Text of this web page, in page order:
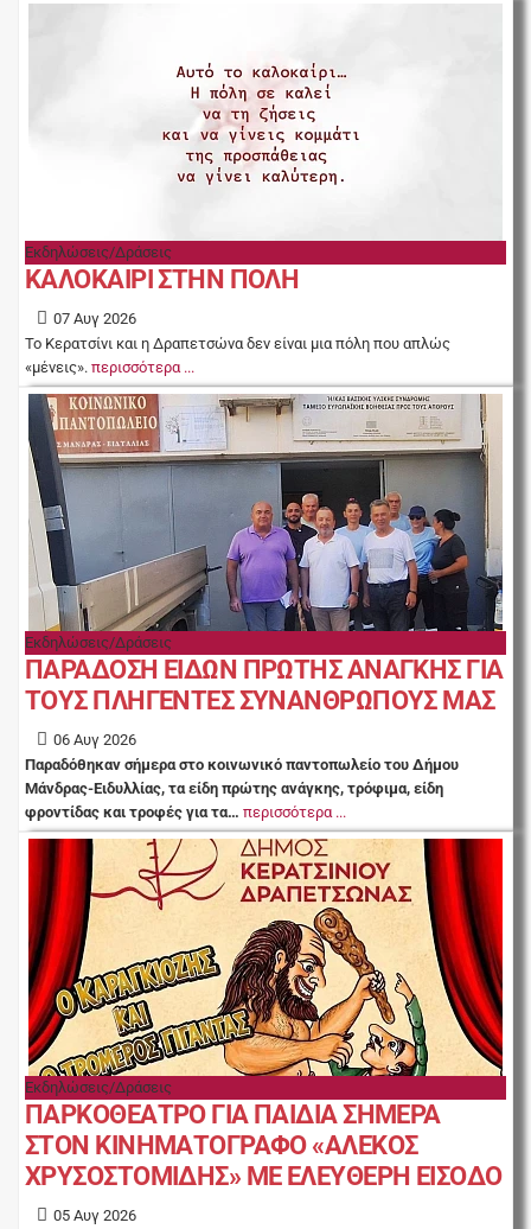
Εκδηλώσεις/Δράσεις
ΚΑΛΟΚΑΙΡΙ ΣΤΗΝ ΠΟΛΗ
07 Αυγ 2026
Το Κερατσίνι και η Δραπετσώνα δεν είναι μια πόλη που απλώς
«μένεις». περισσότερα ...
Εκδηλώσεις/Δράσεις
ΠΑΡΑΔΟΣΗ ΕΙΔΩΝ ΠΡΩΤΗΣ ΑΝΑΓΚΗΣ ΓΙΑ
ΤΟΥΣ ΠΛΗΓΕΝΤΕΣ ΣΥΝΑΝΘΡΩΠΟΥΣ ΜΑΣ
06 Αυγ 2026
Παραδόθηκαν σήμερα στο κοινωνικό παντοπωλείο του Δήμου
Μάνδρας-Ειδυλλίας, τα είδη πρώτης ανάγκης, τρόφιμα, είδη
φροντίδας και τροφές για τα… περισσότερα ...
Εκδηλώσεις/Δράσεις
ΠΑΡΚΟΘΕΑΤΡΟ ΓΙΑ ΠΑΙΔΙΑ ΣΗΜΕΡΑ
ΣΤΟΝ ΚΙΝΗΜΑΤΟΓΡΑΦΟ «ΑΛΕΚΟΣ
ΧΡΥΣΟΣΤΟΜΙΔΗΣ» ΜΕ ΕΛΕΥΘΕΡΗ ΕΙΣΟΔΟ
05 Αυγ 2026